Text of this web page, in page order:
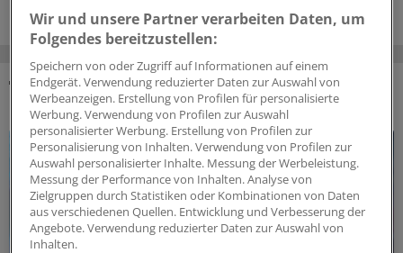
DAS KÖNNTE SIE AUCH INTERESSIEREN
Wir und unsere Partner verarbeiten Daten, um
Folgendes bereitzustellen:
Speichern von oder Zugriff auf Informationen auf einem
Endgerät. Verwendung reduzierter Daten zur Auswahl von
Werbeanzeigen. Erstellung von Profilen für personalisierte
Werbung. Verwendung von Profilen zur Auswahl
personalisierter Werbung. Erstellung von Profilen zur
Personalisierung von Inhalten. Verwendung von Profilen zur
Auswahl personalisierter Inhalte. Messung der Werbeleistung.
Messung der Performance von Inhalten. Analyse von
Zielgruppen durch Statistiken oder Kombinationen von Daten
aus verschiedenen Quellen. Entwicklung und Verbesserung der
Angebote. Verwendung reduzierter Daten zur Auswahl von
Inhalten.